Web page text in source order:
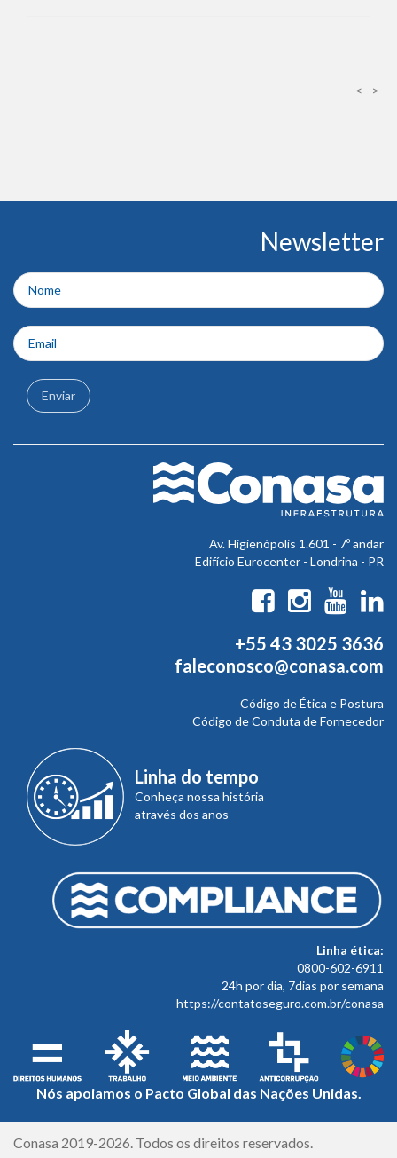
< >
rodapé
Newsletter
Enviar
Av. Higienópolis 1.601 - 7º andar
Edifício Eurocenter - Londrina - PR
+55 43 3025 3636
faleconosco@conasa.com
Código de Ética e Postura
Código de Conduta de Fornecedor
Linha do tempo
Conheça nossa história
através dos anos
Linha ética:
0800-602-6911
24h por dia, 7dias por semana
https://contatoseguro.com.br/conasa
Nós apoiamos o Pacto Global das Nações Unidas.
Créditos
Conasa 2019-2026. Todos os direitos reservados.